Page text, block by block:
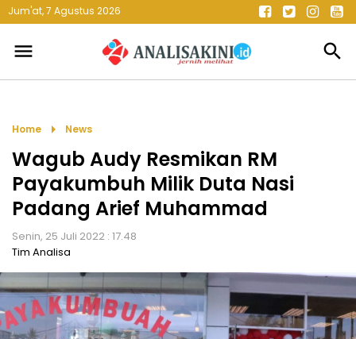
Jum'at, 7 Agustus 2026
menu search
Home arrow_right News
Wagub Audy Resmikan RM
Payakumbuh Milik Duta Nasi
Padang Arief Muhammad
Senin, 25 Juli 2022 : 17.48
Tim Analisa